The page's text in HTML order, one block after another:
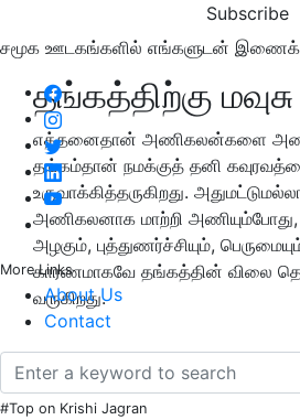
Subscribe
சமூக ஊடகங்களில் எங்களுடன்
More Links
About Us
Contact
#Top on Krishi Jagran
தங்கத்திற்கு மவுசு
எத்தனைதான் அணிகலன்களை
தங்கம்தான் நமக்குத் தனி
உருவாக்கித்தருகிறது.
அணிகலனாக மாற்றி
அழகும், புத்துணர்ச்சியும்,
காரணமாகவே தங்கத்தின் விலை
வருகிறது.